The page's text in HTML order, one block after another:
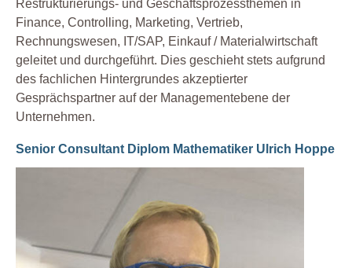
Restrukturierungs- und Geschäftsprozessthemen in
Finance, Controlling, Marketing, Vertrieb,
Rechnungswesen, IT/SAP, Einkauf / Materialwirtschaft
geleitet und durchgeführt. Dies geschieht stets aufgrund
des fachlichen Hintergrundes akzeptierter
Gesprächspartner auf der Managementebene der
Unternehmen.
Senior Consultant Diplom Mathematiker Ulrich Hoppe